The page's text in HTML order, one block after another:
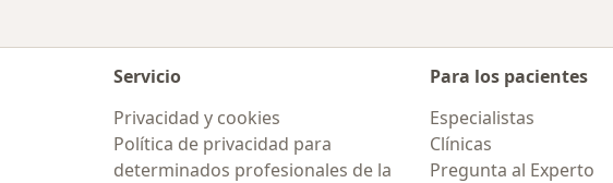
Servicio
Privacidad y cookies
Política de privacidad para
determinados profesionales de la
Para los pacientes
Especialistas
Clínicas
Pregunta al Experto